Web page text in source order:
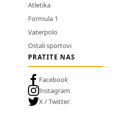
Atletika
Formula 1
Vaterpolo
Ostali sportovi
PRATITE NAS
Facebook
Instagram
X / Twitter